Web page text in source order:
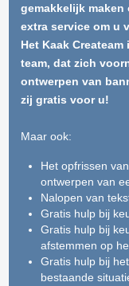
gemakkelijk maken
extra service om u
Het Kaak
team, dat zich
ontwerpen van
zij gratis voor u!
Maar ook:
Het opfrissen
ontwerpen van
Nalopen van
Gratis hulp bij
Gratis hulp bij
afstemmen op
Gratis hulp bij
bestaande